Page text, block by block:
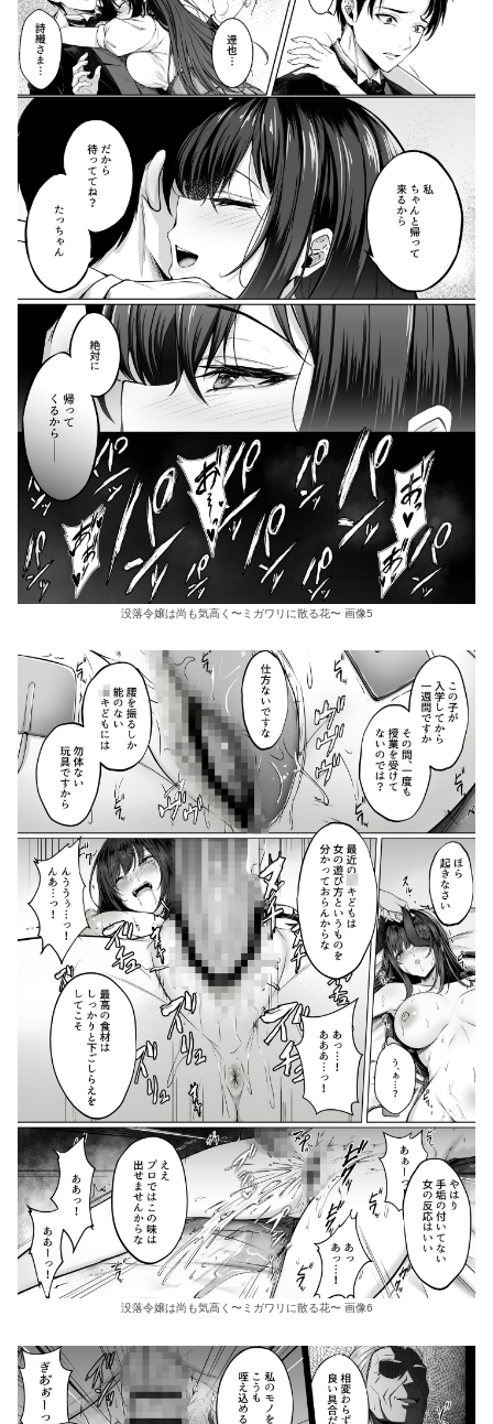
没落令嬢は尚も気高く〜ミガワリに散る花〜 画像5
没落令嬢は尚も気高く〜ミガワリに散る花〜 画像6